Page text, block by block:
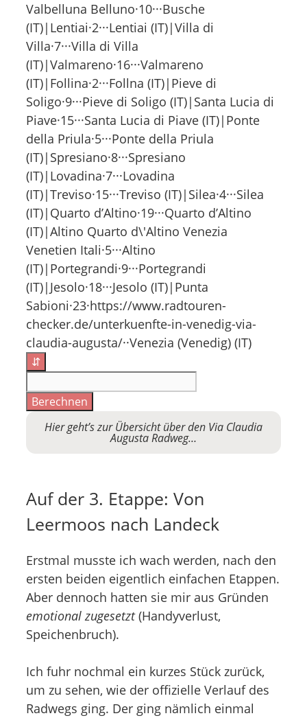
Valbelluna Belluno·10···Busche
(IT)|Lentiai·2···Lentiai (IT)|Villa di
Villa·7···Villa di Villa
(IT)|Valmareno·16···Valmareno
(IT)|Follina·2···Follna (IT)|Pieve di
Soligo·9···Pieve di Soligo (IT)|Santa Lucia di
Piave·15···Santa Lucia di Piave (IT)|Ponte
della Priula·5···Ponte della Priula
(IT)|Spresiano·8···Spresiano
(IT)|Lovadina·7···Lovadina
(IT)|Treviso·15···Treviso (IT)|Silea·4···Silea
(IT)|Quarto d’Altino·19···Quarto d’Altino
(IT)|Altino Quarto d\'Altino Venezia
Venetien Itali·5···Altino
(IT)|Portegrandi·9···Portegrandi
(IT)|Jesolo·18···Jesolo (IT)|Punta
Sabioni·23·https://www.radtouren-
checker.de/unterkuenfte-in-venedig-via-
claudia-augusta/··Venezia (Venedig) (IT)
⇵
Berechnen
Hier geht’s zur Übersicht über den Via Claudia
Augusta Radweg…
Auf der 3. Etappe: Von
Leermoos nach Landeck
Erstmal musste ich wach werden, nach den
ersten beiden eigentlich einfachen Etappen.
Aber dennoch hatten sie mir aus Gründen
emotional zugesetzt(Handyverlust,
Speichenbruch).
Ich fuhr nochmal ein kurzes Stück zurück,
um zu sehen, wie der offizielle Verlauf des
Radwegs ging. Der ging nämlich einmal